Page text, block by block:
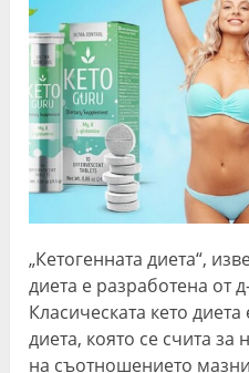
„Кетогенната диета“,
диета е разработена от
Класическата кето
диета, която се счита
на съотношението